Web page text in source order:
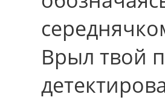
Врыл твой